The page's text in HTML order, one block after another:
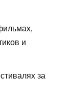
и
за